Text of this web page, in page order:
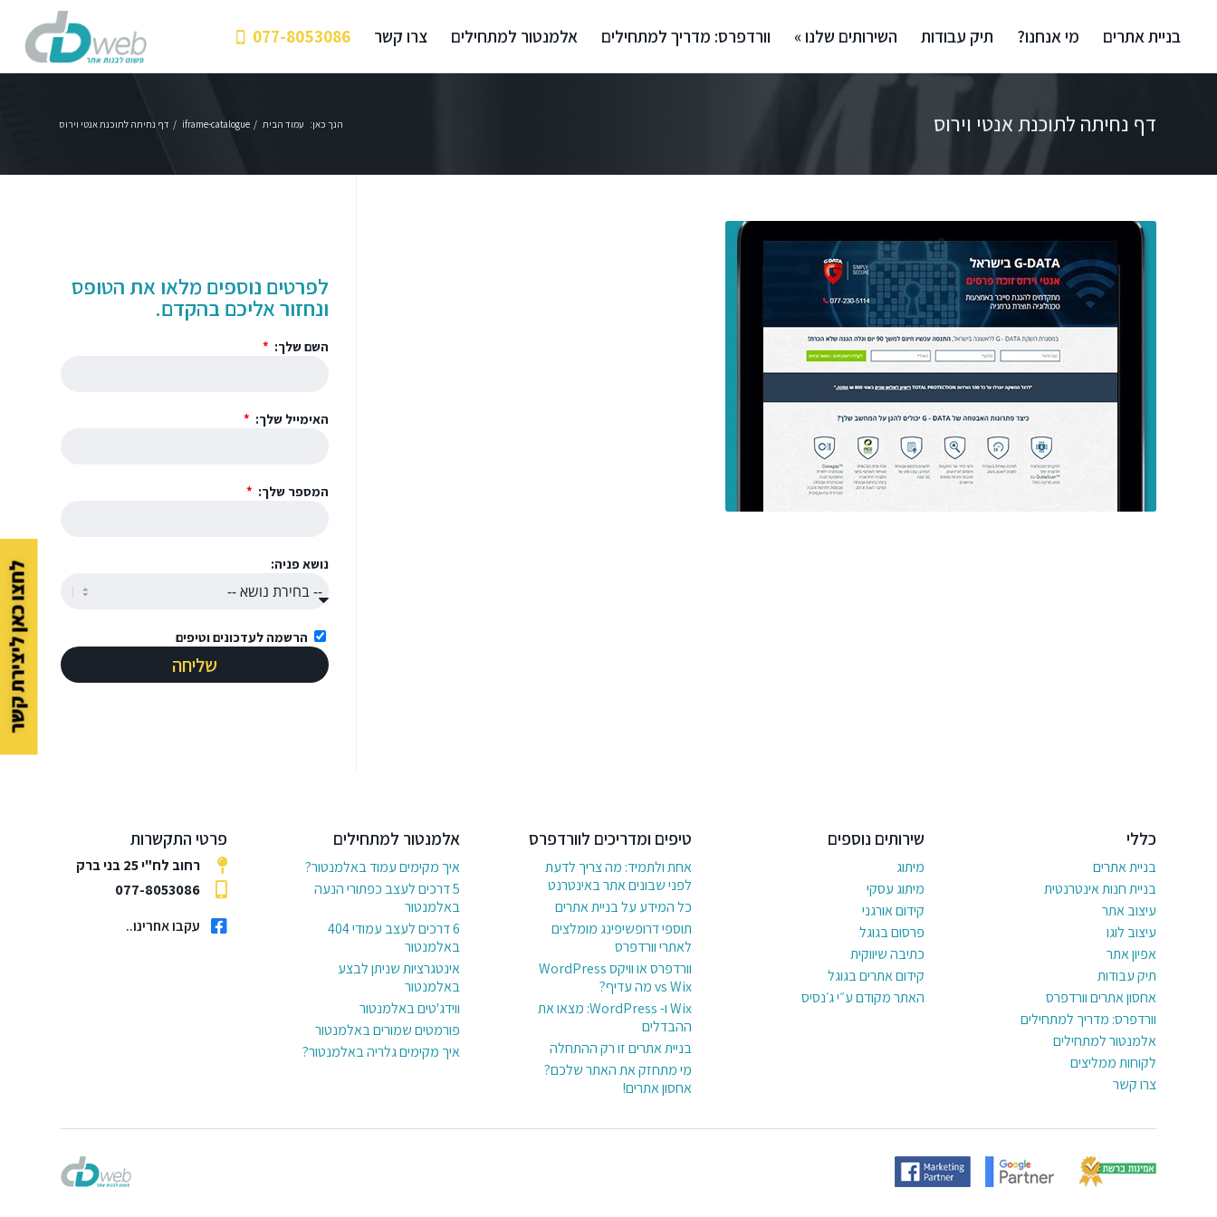
בניית אתרים מי אנחנו? תיק עבודות השירותים שלנו » וורדפרס: מדריך למתחילים אלמנטור למתחילים צרו קשר 077-8053086
דף נחיתה לתוכנת אנטי וירוס הנך כאן: עמוד הבית /
iframe-catalogue
/ דף נחיתה לתוכנת אנטי וירוס
לפרטים נוספים מלאו את הטופס
ונחזור אליכם בהקדם.
השם שלך:
האימייל שלך:
המספר שלך:
נושא פניה:
הרשמה לעדכונים וטיפים
שליחה
כללי
בניית אתרים
בניית חנות אינטרנטית
עיצוב אתר
עיצוב לוגו
אפיון אתר
תיק עבודות
אחסון אתרים וורדפרס
וורדפרס: מדריך למתחילים
אלמנטור למתחילים
לקוחות ממליצים
צרו קשר
שירותים נוספים
מיתוג
מיתוג עסקי
קידום אורגני
פרסום בגוגל
כתיבה שיווקית
קידום אתרים בגוגל
האתר מקודם ע״י ג׳נסיס
טיפים ומדריכים לוורדפרס
אחת ולתמיד: מה צריך לדעת
לפני שבונים אתר באינטרנט
כל המידע על בניית אתרים
תוספי דרופשיפינג מומלצים
לאתרי וורדפרס
וורדפרס או וויקס WordPress
vs Wix מה עדיף?
Wix ו- WordPress: מצאו את
ההבדלים
בניית אתרים זו רק ההתחלה
מי מתחזק את האתר שלכם?
אחסון אתרים!
אלמנטור למתחילים
איך מקימים עמוד באלמנטור?
5 דרכים לעצב כפתורי הנעה
באלמנטור
6 דרכים לעצב עמודי 404
באלמנטור
אינטגרציות שניתן לבצע
באלמנטור
ווידג'טים באלמנטור
פורמטים שמורים באלמנטור
איך מקימים גלריה באלמנטור?
פרטי התקשרות
רחוב לח"י 25 בני ברק
077-8053086
עקבו אחרינו..
לחצו כאן ליצירת קשר